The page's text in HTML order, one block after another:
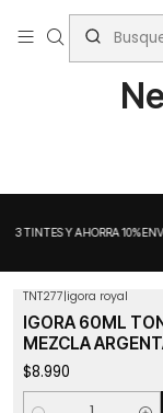
Inicio Tintes
3 TINTES Y AHORRA 10%
TNT277|igora royal
IGORA 60ML
MEZCLA
$8.990